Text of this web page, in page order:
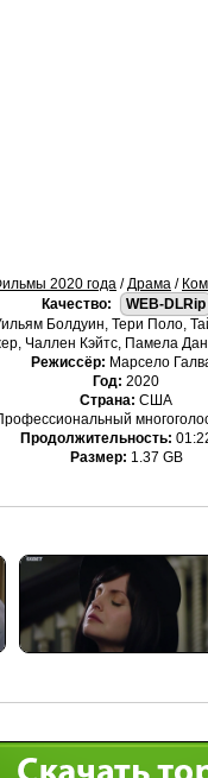
2020 года /Драма /
Качество:
WEB-DLRip
Болдуин, Тери Поло,
Чаллен Кэйтс, Памела
Режиссёр: Марсело
Год: 2020
Страна: США
Продолжительность:
Размер: 1.37 GB